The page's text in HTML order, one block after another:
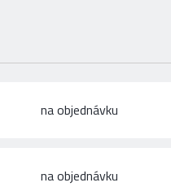
na objednávku
na objednávku